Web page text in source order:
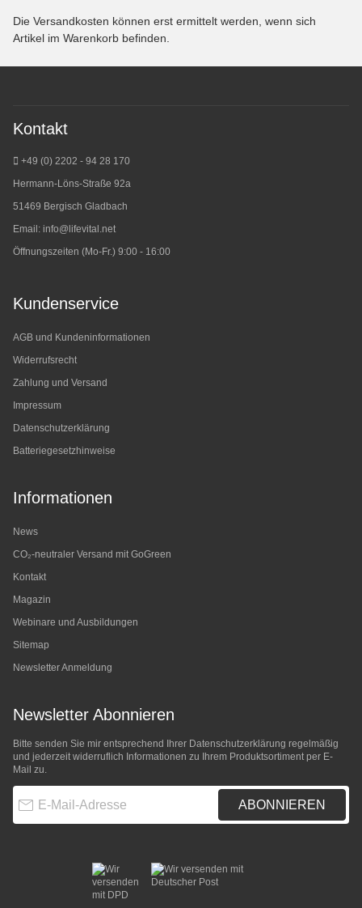
Die Versandkosten können erst ermittelt werden, wenn sich
Artikel im Warenkorb befinden.
Kontakt
+49 (0) 2202 - 94 28 170
Hermann-Löns-Straße 92a
51469 Bergisch Gladbach
Email: info@lifevital.net
Öffnungszeiten (Mo-Fr.) 9:00 - 16:00
Kundenservice
AGB und Kundeninformationen
Widerrufsrecht
Zahlung und Versand
Impressum
Datenschutzerklärung
Batteriegesetzhinweise
Informationen
News
CO₂-neutraler Versand mit GoGreen
Kontakt
Magazin
Webinare und Ausbildungen
Sitemap
Newsletter Anmeldung
Newsletter Abonnieren
Bitte senden Sie mir entsprechend Ihrer Datenschutzerklärung regelmäßig
und jederzeit widerruflich Informationen zu Ihrem Produktsortiment per E-
Mail zu.
ABONNIEREN